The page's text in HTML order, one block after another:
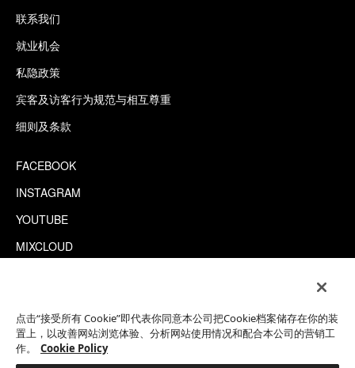
联系我们
就业机会
私隐政策
宾客及访客行为规范与相互尊重
细则及条款
FACEBOOK
INSTAGRAM
YOUTUBE
MIXCLOUD
This site is protected by reCAPTCHA.
点击“接受所有 Cookie”即代表你同意本公司把Cookie档案储存在你的装
置上，以改善网站浏览体验、分析网站使用情况和配合本公司的营销工
作。
Cookie Policy